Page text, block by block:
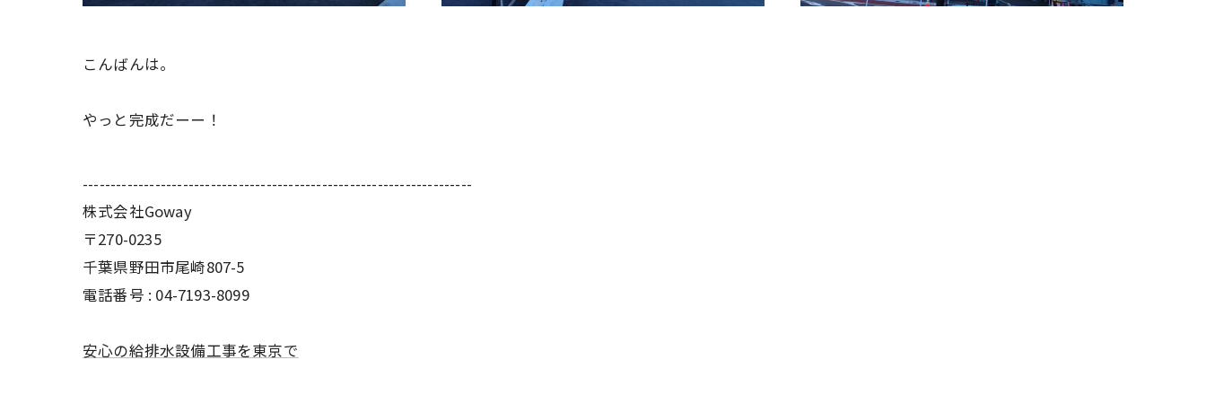
こんばんは。
やっと完成だーー！
----------------------------------------------------------------------
株式会社Goway
〒270-0235
千葉県野田市尾崎807-5
電話番号 : 04-7193-8099
安心の給排水設備工事を東京で